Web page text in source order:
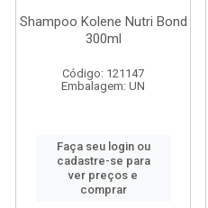
Shampoo Kolene Nutri Bond
300ml
Código: 121147
Embalagem: UN
Faça seu login ou
cadastre-se para
ver preços e
comprar